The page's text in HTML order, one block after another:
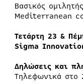
Βασικός
Mediterranean
Τετάρτη 23 &
Sigma
Δηλώσεις και
Tηλεφωνικά στο